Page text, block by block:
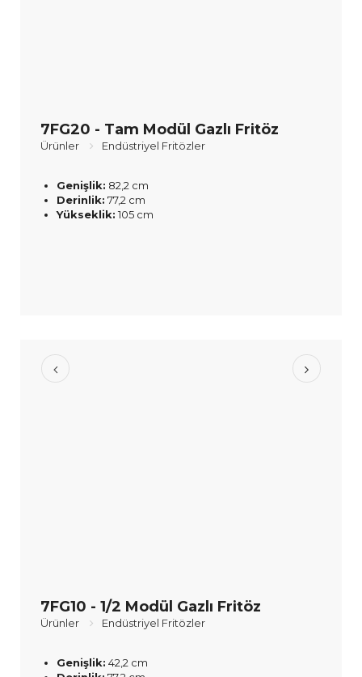
7FG20 - Tam Modül Gazlı Fritöz
Ürünler Endüstriyel Fritözler
Genişlik: 82,2 cm
Derinlik: 77,2 cm
Yükseklik: 105 cm
7FG10 - 1/2 Modül Gazlı Fritöz
Ürünler Endüstriyel Fritözler
Genişlik: 42,2 cm